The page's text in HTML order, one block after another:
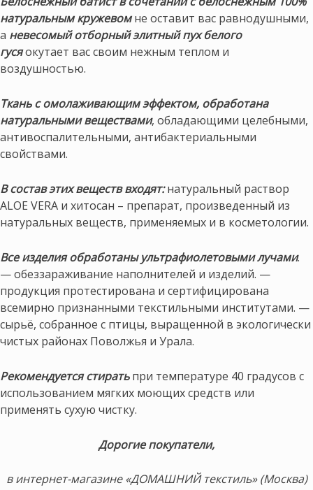
натуральным кружевомне оставит вас равнодушными,
а невесомый отборный элитный пух белого
гусяокутает вас своим нежным теплом и
воздушностью.
Ткань с омолаживающим эффектом, обработана
натуральными веществами, обладающими целебными,
антивоспалительными, антибактериальными
свойствами.
В состав этих веществ входят:натуральный раствор
ALOE VERA и хитосан – препарат, произведенный из
натуральных веществ, применяемых и в косметологии.
Все изделия обработаны ультрафиолетовыми лучами.
— обеззараживание наполнителей и изделий. —
продукция протестирована и сертифицирована
всемирно признанными текстильными институтами. —
сырьё, собранное с птицы, выращенной в экологически
чистых районах Поволжья и Урала.
Рекомендуется стиратьпри температуре 40 градусов с
использованием мягких моющих средств или
применять сухую чистку.
Дорогие покупатели,
в интернет-магазине «ДОМАШНИЙ текстиль» (Москва)